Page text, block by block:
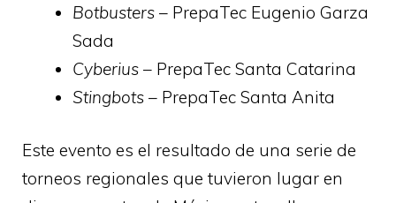
Botbusters – PrepaTec Eugenio Garza
Sada
Cyberius – PrepaTec Santa Catarina
Stingbots – PrepaTec Santa Anita
Este evento es el resultado de una serie de
torneos regionales que tuvieron lugar en